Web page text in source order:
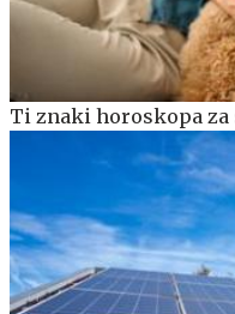
Ti znaki horoskopa